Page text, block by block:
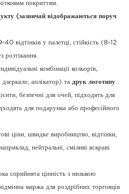
покриттям.
(зазвичай відображаються поруч
відтінків у палетці, стійкість (8-12
розтікання.
комбінації кольорів,
дзеркало, аплікатор) та друк логотипу.
безпечні для очей, підходять для
для подарунка або професійного
ціни, швидке виробництво, відтінки,
нейтральні, сміливі яскраві
сприйнята цінність з низькою
маржа для роздрібних торговців